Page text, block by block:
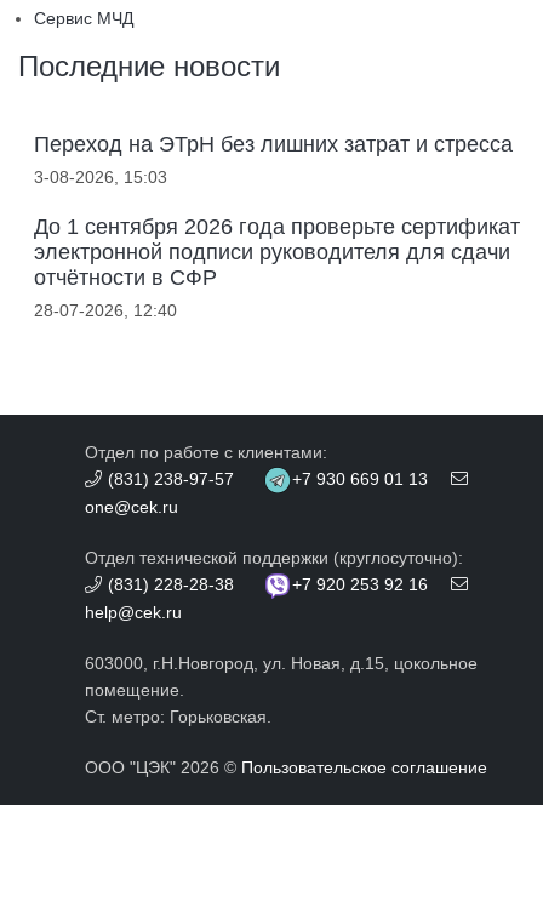
Сервис МЧД
Последние новости
Переход на ЭТрН без лишних затрат и стресса
3-08-2026, 15:03
До 1 сентября 2026 года проверьте сертификат
электронной подписи руководителя для сдачи
отчётности в СФР
28-07-2026, 12:40
Отдел по работе с клиентами:
(831) 238-97-57
+7 930 669 01 13
one@cek.ru
Отдел технической поддержки (круглосуточно):
(831) 228-28-38
+7 920 253 92 16
help@cek.ru
603000, г.Н.Новгород, ул. Новая, д.15, цокольное
помещение.
Ст. метро: Горьковская.
ООО "ЦЭК" 2026 © Пользовательское соглашение